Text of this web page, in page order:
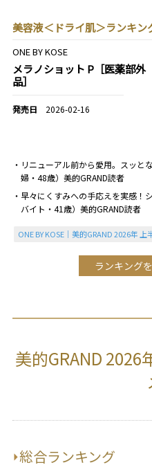
美容液＜ドライ肌＞ランキン
ONE BY KOSE
メラノショット P［医薬部外
品］
2026-02-16
・リニューアル前から愛用。スッと
婦・48歳）美的GRAND読者
・早々にくすみへの手応えを実感！
バイト・41歳）美的GRAND読者
ONE BY KOSE｜美的GRAND 2026年
ランキング
美的GRAND
総合ランキング